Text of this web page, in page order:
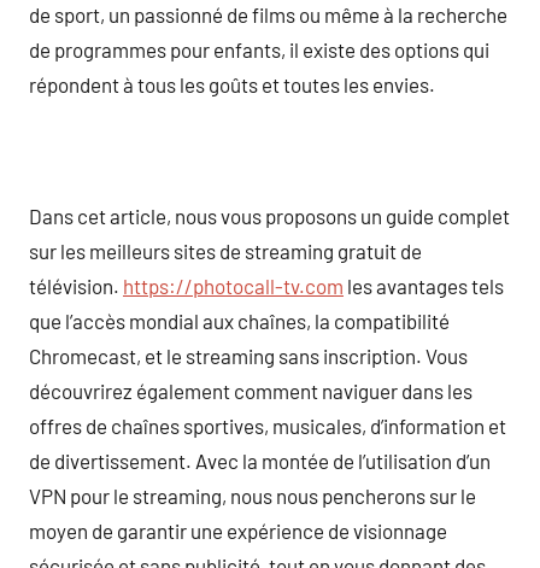
de sport, un passionné de films ou même à la recherche
de programmes pour enfants, il existe des options qui
répondent à tous les goûts et toutes les envies.
Dans cet article, nous vous proposons un guide complet
sur les meilleurs sites de streaming gratuit de
télévision. https://photocall-tv.com les avantages tels
que l’accès mondial aux chaînes, la compatibilité
Chromecast, et le streaming sans inscription. Vous
découvrirez également comment naviguer dans les
offres de chaînes sportives, musicales, d’information et
de divertissement. Avec la montée de l’utilisation d’un
VPN pour le streaming, nous nous pencherons sur le
moyen de garantir une expérience de visionnage